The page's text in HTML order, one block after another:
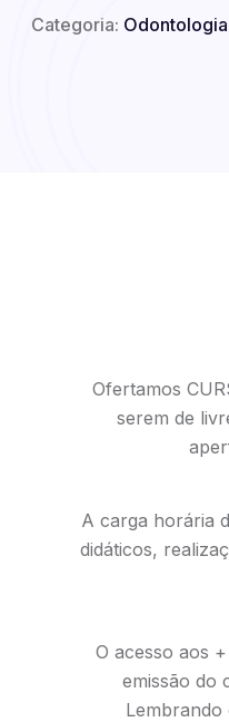
Categoria: Odontologia
Ofertamos
serem de
A carga horária
didáticos,
O acesso aos
emissão do